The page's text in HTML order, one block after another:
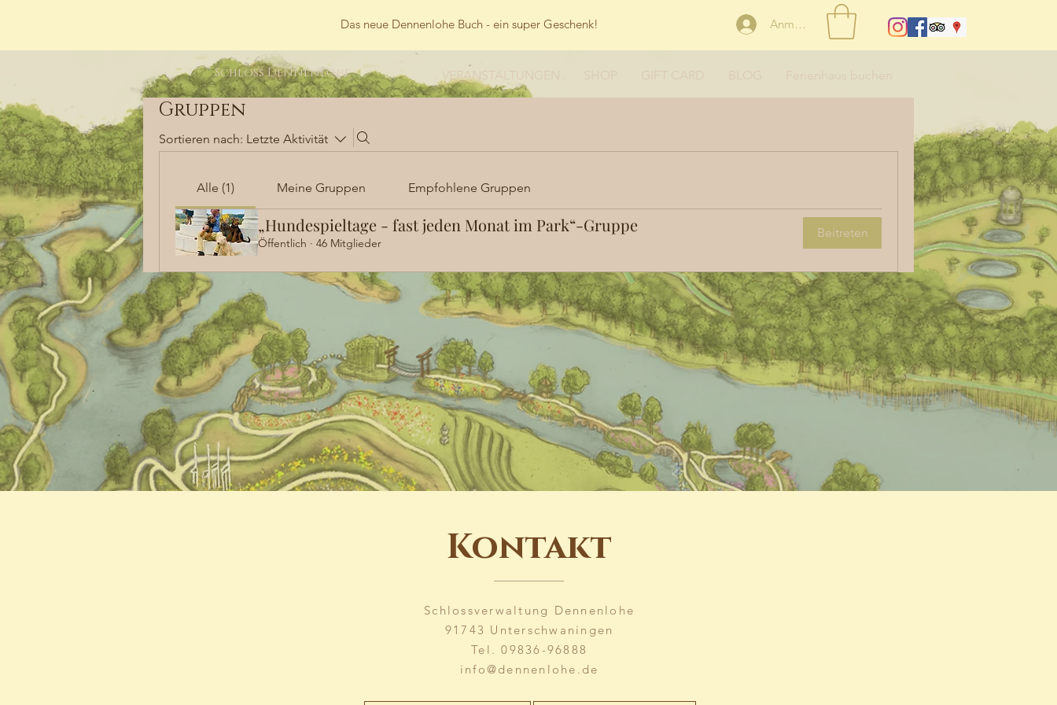
Das neue Dennenlohe Buch - ein super Geschenk! Anmelden
Schloss Dennenlohe VERANSTALTUNGEN
Gruppen
Sortieren nach: Letzte Aktivität
Alle (1) Meine Gruppen Empfohlene Gruppen
„Hundespieltage - fast jeden Monat im Park“-Gruppe
Öffentlich · 46 Mitglieder
Beitreten
Kontakt
Schlossverwaltung Dennenlohe
91743 Unterschwaningen
Tel. 09836-96888
info@dennenlohe.de